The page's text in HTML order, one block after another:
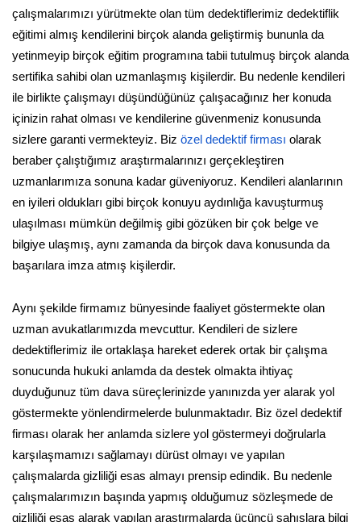
çalışmalarımızı yürütmekte olan tüm dedektiflerimiz dedektiflik
eğitimi almış kendilerini birçok alanda geliştirmiş bununla da
yetinmeyip birçok eğitim programına tabii tutulmuş birçok alanda
sertifika sahibi olan uzmanlaşmış kişilerdir. Bu nedenle kendileri
ile birlikte çalışmayı düşündüğünüz çalışacağınız her konuda
içinizin rahat olması ve kendilerine güvenmeniz konusunda
sizlere garanti vermekteyiz. Biz özel dedektif firması olarak
beraber çalıştığımız araştırmalarınızı gerçekleştiren
uzmanlarımıza sonuna kadar güveniyoruz. Kendileri alanlarının
en iyileri oldukları gibi birçok konuyu aydınlığa kavuşturmuş
ulaşılması mümkün değilmiş gibi gözüken bir çok belge ve
bilgiye ulaşmış, aynı zamanda da birçok dava konusunda da
başarılara imza atmış kişilerdir.
Aynı şekilde firmamız bünyesinde faaliyet göstermekte olan
uzman avukatlarımızda mevcuttur. Kendileri de sizlere
dedektiflerimiz ile ortaklaşa hareket ederek ortak bir çalışma
sonucunda hukuki anlamda da destek olmakta ihtiyaç
duyduğunuz tüm dava süreçlerinizde yanınızda yer alarak yol
göstermekte yönlendirmelerde bulunmaktadır. Biz özel dedektif
firması olarak her anlamda sizlere yol göstermeyi doğrularla
karşılaşmamızı sağlamayı dürüst olmayı ve yapılan
çalışmalarda gizliliği esas almayı prensip edindik. Bu nedenle
çalışmalarımızın başında yapmış olduğumuz sözleşmede de
gizliliği esas alarak yapılan araştırmalarda üçüncü şahıslara bilgi